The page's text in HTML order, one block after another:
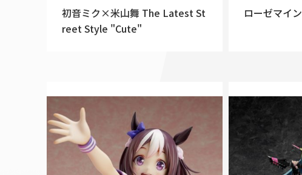
初音ミク×米山舞 The Latest St
reet Style "Cute"
ローゼマイン